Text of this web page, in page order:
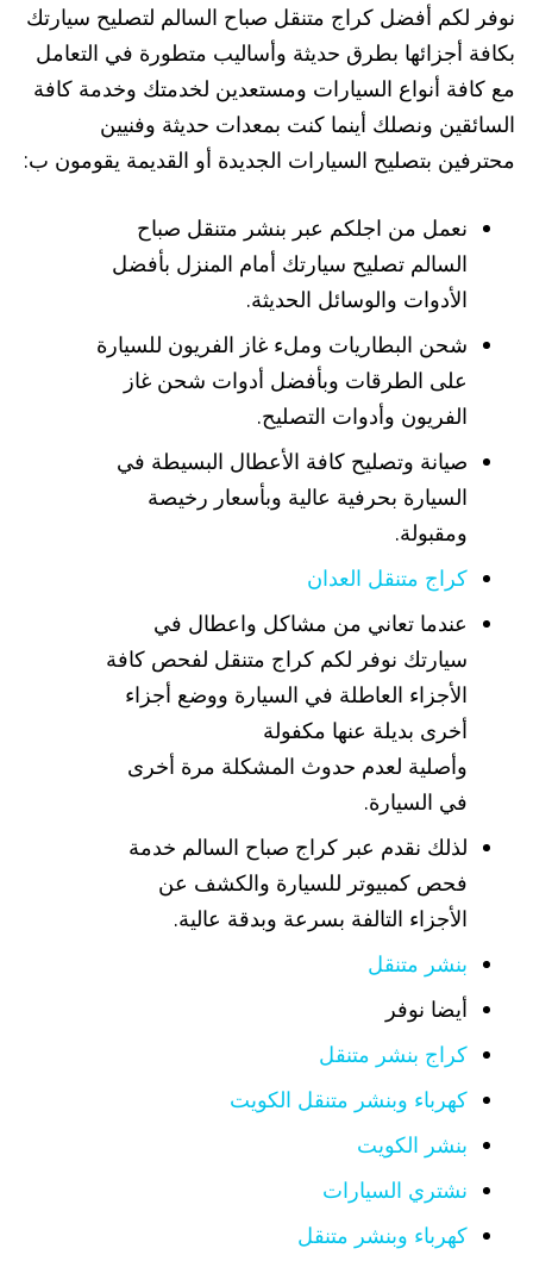
نوفر لكم أفضل كراج متنقل صباح السالم لتصليح سيارتك
بكافة أجزائها بطرق حديثة وأساليب متطورة في التعامل
مع كافة أنواع السيارات ومستعدين لخدمتك وخدمة كافة
السائقين ونصلك أينما كنت بمعدات حديثة وفنيين
محترفين بتصليح السيارات الجديدة أو القديمة يقومون ب:
نعمل من اجلكم عبر بنشر متنقل صباح
السالم تصليح سيارتك أمام المنزل بأفضل
الأدوات والوسائل الحديثة.
شحن البطاريات وملء غاز الفريون للسيارة
على الطرقات وبأفضل أدوات شحن غاز
الفريون وأدوات التصليح.
صيانة وتصليح كافة الأعطال البسيطة في
السيارة بحرفية عالية وبأسعار رخيصة
ومقبولة.
كراج متنقل العدان
عندما تعاني من مشاكل واعطال في
سيارتك نوفر لكم كراج متنقل لفحص كافة
الأجزاء العاطلة في السيارة ووضع أجزاء
أخرى بديلة عنها مكفولة
وأصلية لعدم حدوث المشكلة مرة أخرى
في السيارة.
لذلك نقدم عبر كراج صباح السالم خدمة
فحص كمبيوتر للسيارة والكشف عن
الأجزاء التالفة بسرعة وبدقة عالية.
بنشر متنقل
أيضا نوفر
كراج بنشر متنقل
كهرباء وبنشر متنقل الكويت
بنشر الكويت
نشتري السيارات
كهرباء وبنشر متنقل